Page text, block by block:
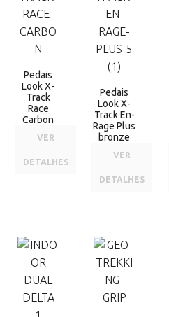
Pedais
Look X-
Track
Race
Carbon
VER
DETALHES
Pedais
Look X-
Track En-
Rage Plus
bronze
VER
DETALHES